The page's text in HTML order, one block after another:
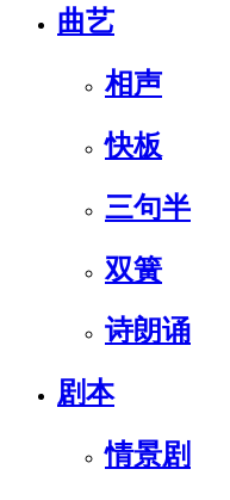
曲艺
相声
快板
三句半
双簧
诗朗诵
剧本
情景剧